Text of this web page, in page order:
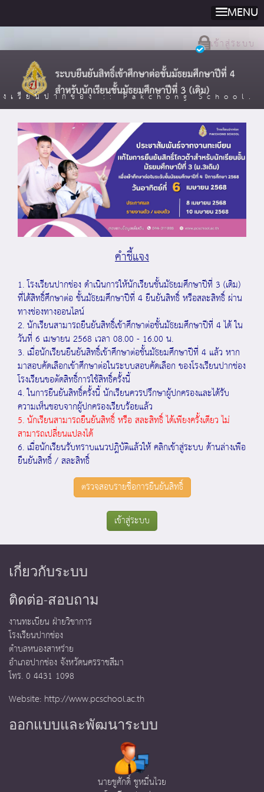
MENU
งเรียนปากช่อง :: Pakchong School.
เข้าสู่ระบบ
คำชี้แจง
1. โรงเรียนปากช่อง ดำเนินการให้นักเรียนชั้นมัธยมศึกษาปีที่ 3 (เดิม)
ที่ได้สิทธิ์ศึกษาต่อ ชั้นมัธยมศึกษาปีที่ 4 ยืนยันสิทธิ์ หรือสละสิทธิ์ ผ่าน
ทางช่องทางออนไลน์
2. นักเรียนสามารถยืนยันสิทธิ์เข้าศึกษาต่อชั้นมัธยมศึกษาปีที่ 4 ได้ ใน
วันที่ 6 เมษายน 2568 เวลา 08.00 - 16.00 น.
3. เมื่อนักเรียนยืนยันสิทธิ์เข้าศึกษาต่อชั้นมัธยมศึกษาปีที่ 4 แล้ว หาก
มาสอบคัดเลือกเข้าศึกษาต่อในระบบสอบคัดเลือก ของโรงเรียนปากช่อง
โรงเรียนขอตัดสิทธิ์การใช้สิทธิ์ครั้งนี้
4. ในการยืนยันสิทธิ์ครั้งนี้ นักเรียนควรปรึกษาผู้ปกครองและได้รับ
ความเห็นชอบจากผู้ปกครองเรียบร้อยแล้ว
5. นักเรียนสามารถยืนยันสิทธิ์ หรือ สละสิทธิ์ ได้เพียงครั้งเดียว ไม่
สามารถเปลี่ยนแปลงได้
6. เมื่อนักเรียนรับทราบแนวปฎิบัติแล้วให้ คลิกเข้าสู่ระบบ ด้านล่างเพือ
ยืนยันสิทธิ์ / สละสิทธิ์
ตรวจสอบรายชื่อการยืนยันสิทธิ์
เข้าสู่ระบบ
เกี่ยวกับระบบ
ติดต่อ-สอบถาม
งานทะเบียน ฝ่ายวิชาการ
โรงเรียนปากช่อง
ตำบลหนองสาหร่าย
อำเภอปากช่อง จังหวัดนครราชสีมา
โทร. 0 4431 1098
Website: http://www.pcschool.ac.th
ออกแบบและพัฒนาระบบ
นายชูศักดิ์ ชูหมื่นไวย